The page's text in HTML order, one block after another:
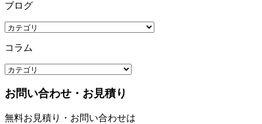
ブログ
コラム
お問い合わせ・お見積り
無料お見積り・お問い合わせは